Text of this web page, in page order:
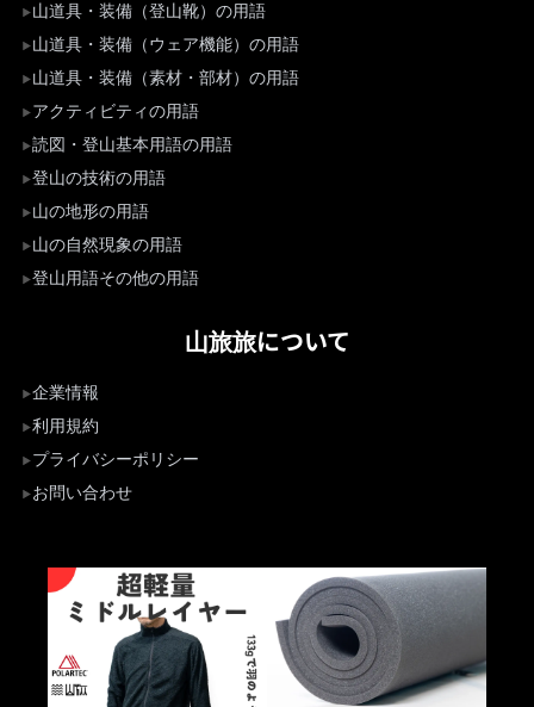
山道具・装備（登山靴）の用語
山道具・装備（ウェア機能）の用語
山道具・装備（素材・部材）の用語
アクティビティの用語
読図・登山基本用語の用語
登山の技術の用語
山の地形の用語
山の自然現象の用語
登山用語その他の用語
山旅旅について
企業情報
利用規約
プライバシーポリシー
お問い合わせ